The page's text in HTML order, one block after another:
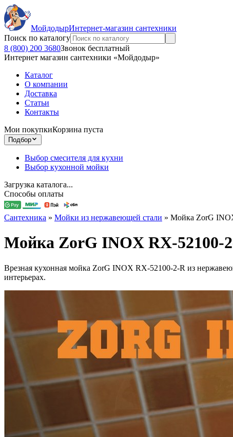
МойдодырИнтернет-магазин сантехники
Поиск по каталогу
8 (800) 200 3680Звонок бесплатный
Интернет магазин сантехники «Мойдодыр»
Каталог
О компании
Доставка
Статьи
Контакты
Мои покупкиКорзина пуста
Подбор
Выбор смесителя для кухни
Выбор кухонной мойки
Загрузка каталога...
Способы оплаты
Сантехника » Мойки из нержавеющей стали » Мойка ZorG
Мойка ZorG INOX RX-52100-
Врезная кухонная мойка ZorG INOX RX-52100-2-R из
интерьерах.